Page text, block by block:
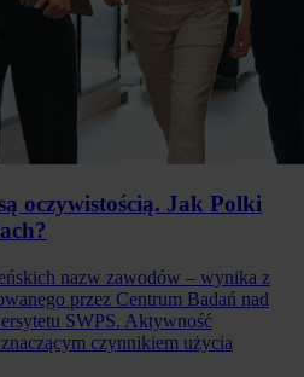
oczywistością. Jak Polki
nazw zawodów – wynika z
przez Centrum Badań nad
SWPS. Aktywność
czynnikiem użycia